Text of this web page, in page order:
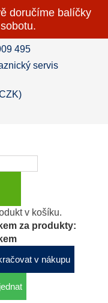
doručíme balíčky
495
servis
v košíku.
za produkty:
v nákupu